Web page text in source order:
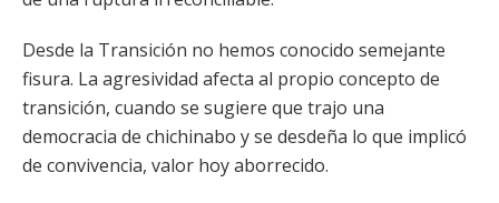
Desde la Transición no hemos conocido semejante
fisura. La agresividad afecta al propio concepto de
transición, cuando se sugiere que trajo una
democracia de chichinabo y se desdeña lo que implicó
de convivencia, valor hoy aborrecido.